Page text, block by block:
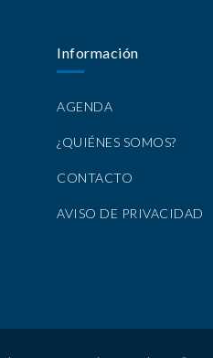
Información
AGENDA
¿QUIÉNES SOMOS?
CONTACTO
AVISO DE PRIVACIDAD